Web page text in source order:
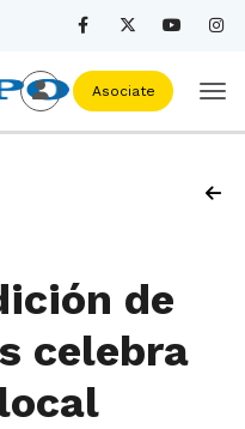
Asociate
de
celebra